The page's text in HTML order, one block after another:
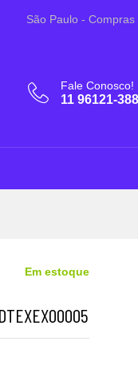
São Paulo -
Fale Conosco!
11 96121-
Em estoque
R$43,99